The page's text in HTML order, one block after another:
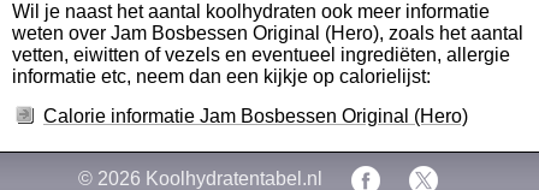
Wil je naast het aantal koolhydraten ook meer informatie
weten over Jam Bosbessen Original (Hero), zoals het aantal
vetten, eiwitten of vezels en eventueel ingrediëten, allergie
informatie etc, neem dan een kijkje op calorielijst:
Calorie informatie Jam Bosbessen Original (Hero)
© 2026 Koolhydratentabel.nl